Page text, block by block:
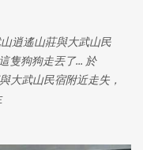
逍遙山莊與大武山民
隻狗狗走丟了... 於
大武山民宿附近走失，